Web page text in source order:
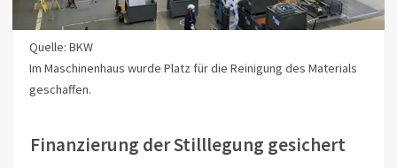
Quelle: BKW
Im Maschinenhaus wurde Platz für die Reinigung des Materials
geschaffen.
Finanzierung der Stilllegung gesichert